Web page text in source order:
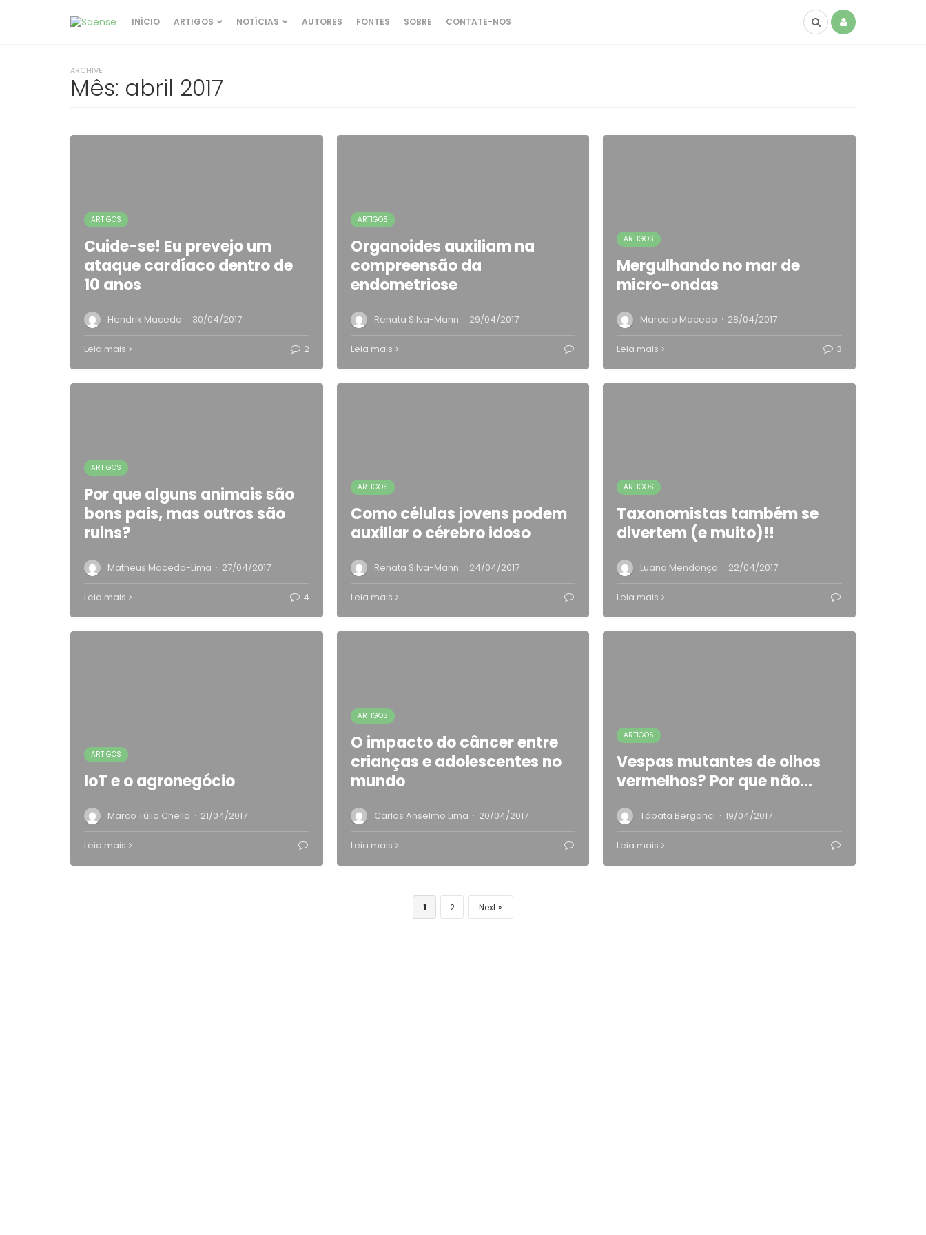
INÍCIO ARTIGOS NOTÍCIAS AUTORES FONTES SOBRE CONTATE-NOS
ARCHIVE
Mês: abril 2017
ARTIGOS
Cuide-se! Eu prevejo um
ataque cardíaco dentro de
10 anos
Hendrik Macedo · 30/04/2017
Leia mais 2
ARTIGOS
Organoides auxiliam na
compreensão da
endometriose
Renata Silva-Mann · 29/04/2017
Leia mais
ARTIGOS
Mergulhando no mar de
micro-ondas
Marcelo Macedo · 28/04/2017
Leia mais 3
ARTIGOS
Por que alguns animais são
bons pais, mas outros são
ruins?
Matheus Macedo-Lima · 27/04/2017
Leia mais 4
ARTIGOS
Como células jovens podem
auxiliar o cérebro idoso
Renata Silva-Mann · 24/04/2017
Leia mais
ARTIGOS
Taxonomistas também se
divertem (e muito)!!
Luana Mendonça · 22/04/2017
Leia mais
ARTIGOS
IoT e o agronegócio
Marco Túlio Chella · 21/04/2017
Leia mais
ARTIGOS
O impacto do câncer entre
crianças e adolescentes no
mundo
Carlos Anselmo Lima · 20/04/2017
Leia mais
ARTIGOS
Vespas mutantes de olhos
vermelhos? Por que não…
Tábata Bergonci · 19/04/2017
Leia mais
1 2 Next